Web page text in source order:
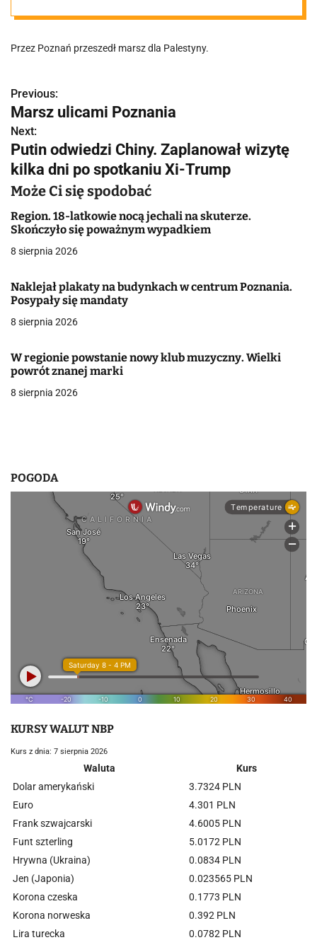
Przez Poznań przeszedł marsz dla Palestyny.
N
a
w
i
a
c
j
p
i
Previous:
Marsz ulicami Poznania
Next:
Putin odwiedzi Chiny. Zaplanował wizytę
kilka dni po spotkaniu Xi-Trump
Może Ci się spodobać
Region. 18-latkowie nocą jechali na skuterze.
Skończyło się poważnym wypadkiem
8 sierpnia 2026
Naklejał plakaty na budynkach w centrum Poznania.
Posypały się mandaty
8 sierpnia 2026
W regionie powstanie nowy klub muzyczny. Wielki
powrót znanej marki
8 sierpnia 2026
POGODA
KURSY WALUT NBP
Kurs z dnia: 7 sierpnia 2026
Waluta
Kurs
Dolar amerykański
3.7324 PLN
Euro
4.301 PLN
Frank szwajcarski
4.6005 PLN
Funt szterling
5.0172 PLN
Hrywna (Ukraina)
0.0834 PLN
Jen (Japonia)
0.023565 PLN
Korona czeska
0.1773 PLN
Korona norweska
0.392 PLN
Lira turecka
0.0782 PLN